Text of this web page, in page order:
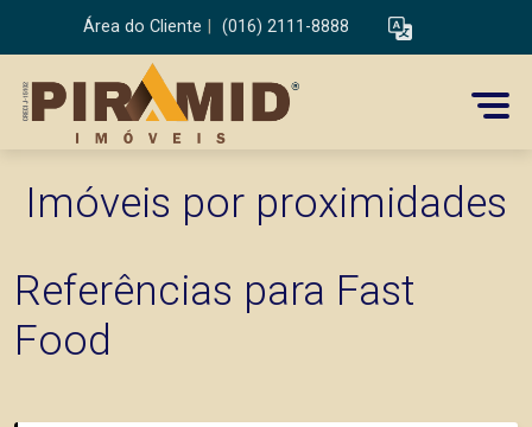
Área do Cliente (016) 2111-8888
Imóveis por proximidades
Referências para Fast
Food